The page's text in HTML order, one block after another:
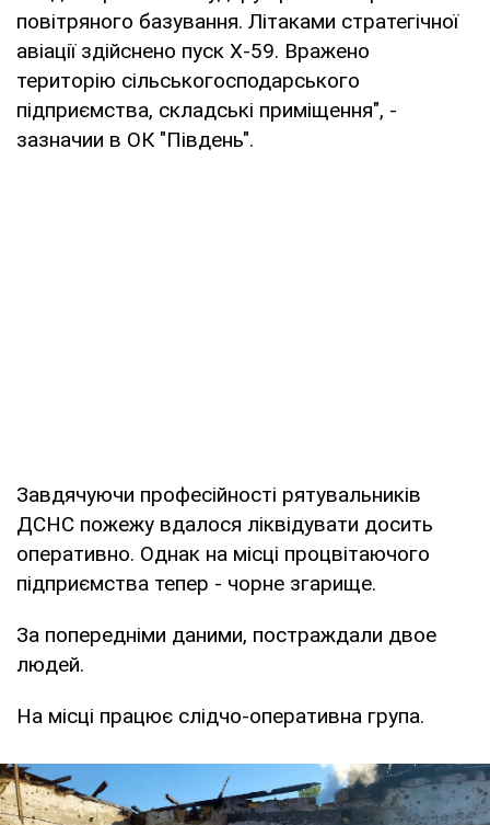
повітряного базування. Літаками стратегічної
авіації здійснено пуск Х-59. Вражено
територію сільськогосподарського
підприємства, складські приміщення", -
зазначии в ОК "Південь".
Завдячуючи професійності рятувальників
ДСНС пожежу вдалося ліквідувати досить
оперативно. Однак на місці процвітаючого
підприємства тепер - чорне згарище.
За попередніми даними, постраждали двое
людей.
На місці працює слідчо-оперативна група.